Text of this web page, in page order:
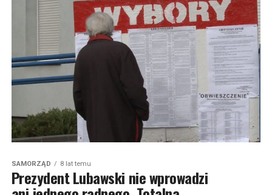
SAMORZĄD 8 lat temu
Prezydent Lubawski nie wprowadzi